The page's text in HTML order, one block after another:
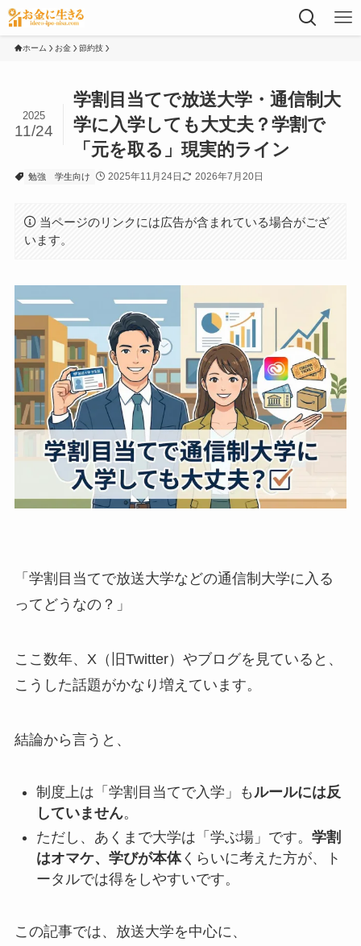
ホーム お金 節約技
学割目当てで放送大学・通信制大
学に入学しても大丈夫？学割で
「元を取る」現実的ライン
2025
11/24
勉強 学生向け 2025年11月24日 2026年7月20日
当ページのリンクには広告が含まれている場合がござ
います。
「学割目当てで放送大学などの通信制大学に入る
ってどうなの？」
ここ数年、X（旧Twitter）やブログを見ていると、
こうした話題がかなり増えています。
結論から言うと、
制度上は「学割目当てで入学」も ルールには反
していません。
ただし、あくまで大学は「学ぶ場」です。 学割
はオマケ、学びが本体くらいに考えた方が、ト
ータルでは得をしやすいです。
この記事では、放送大学を中心に、